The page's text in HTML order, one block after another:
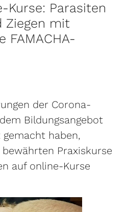
Kurse: Parasiten
Ziegen mit
FAMACHA-
der Corona-
Bildungsangebot
haben,
Praxiskurse
auf online-Kurse